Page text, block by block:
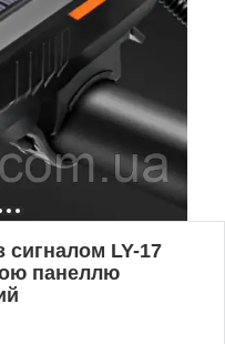
сигналом LY-17
панеллю